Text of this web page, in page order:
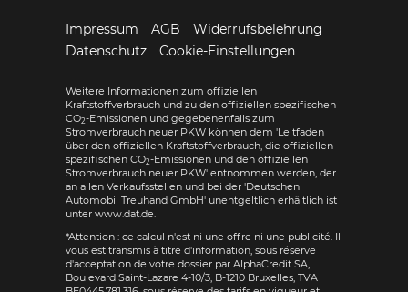
Impressum AGB
Widerrufsbelehrung
Datenschutz
Cookie-Einstellungen
Weitere Informationen zum offiziellen
Kraftstoffverbrauch und zu den offiziellen spezifischen
CO2-Emissionen und gegebenenfalls zum
Stromverbrauch neuer PKW können dem 'Leitfaden
über den offiziellen Kraftstoffverbrauch, die offiziellen
spezifischen CO2-Emissionen und den offiziellen
Stromverbrauch neuer PKW' entnommen werden, der
an allen Verkaufsstellen und bei der 'Deutschen
Automobil Treuhand GmbH' unentgeltlich erhältlich ist
unter www.dat.de.
*Attention : ce calcul n'est ni une offre ni une publicité. Il
vous est transmis à titre d'information, sous réserve
d'acceptation de votre dossier par AlphaCredit SA,
Boulevard Saint-Lazare 4-10/3, B-1210 Bruxelles, TVA